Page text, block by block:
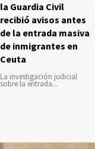
la Guardia Civil
recibió avisos antes
de la entrada masiva
de inmigrantes en
Ceuta
La investigación judicial
sobre la entrada...